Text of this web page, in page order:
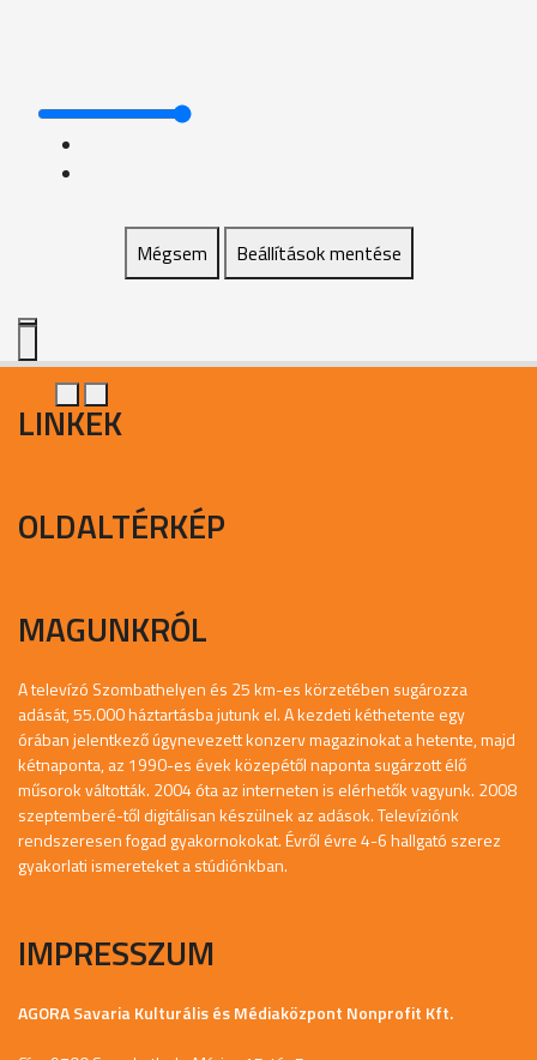
Mégsem Beállítások mentése
LINKEK
OLDALTÉRKÉP
MAGUNKRÓL
A televízó Szombathelyen és 25 km-es körzetében sugározza
adását, 55.000 háztartásba jutunk el. A kezdeti kéthetente egy
órában jelentkező úgynevezett konzerv magazinokat a hetente, majd
kétnaponta, az 1990-es évek közepétől naponta sugárzott élő
műsorok váltották. 2004 óta az interneten is elérhetők vagyunk. 2008
szeptemberé-től digitálisan készülnek az adások. Televíziónk
rendszeresen fogad gyakornokokat. Évről évre 4-6 hallgató szerez
gyakorlati ismereteket a stúdiónkban.
IMPRESSZUM
AGORA Savaria Kulturális és Médiaközpont Nonprofit Kft.